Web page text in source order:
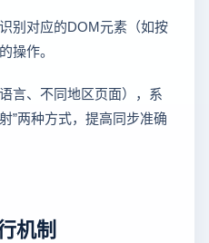
别对应的DOM元素（如按
操作。
言、不同地区页面），系
”两种方式，提高同步准确
机制